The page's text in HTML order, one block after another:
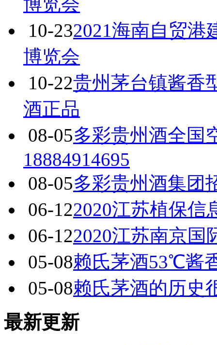
10-232021海南自贸港
博览会
10-22贵州茅台镇酱香
酒正品
08-05多彩贵州酒全国
18884914695
08-05多彩贵州酒集团
06-122020江苏植保信
06-122020江苏南京国
05-08赖氏茅酒53℃酱
05-08赖氏茅酒的历史
最新更新